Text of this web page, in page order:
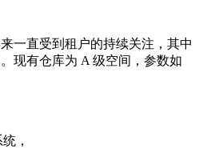
一直受到租户的持续关注，其中
现有仓库为 A 级空间，参数如
，